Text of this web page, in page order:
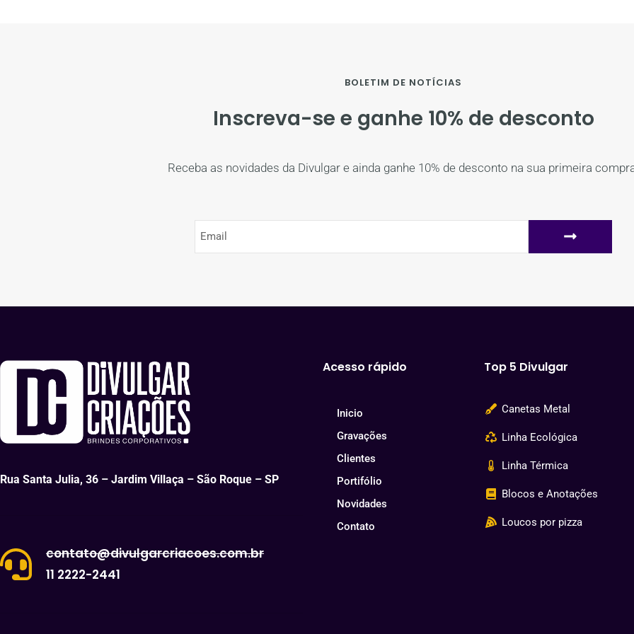
BOLETIM DE NOTÍCIAS
Inscreva-se e ganhe 10% de desconto
Receba as novidades da Divulgar e ainda ganhe 10% de desconto na sua primeira
Rua Santa Julia, 36 – Jardim Villaça – São Roque – SP
contato@divulgarcriacoes.com.br
11 2222-2441
Acesso rápido
Inicio
Gravações
Clientes
Portifólio
Novidades
Contato
Top 5 Divulgar
Canetas Metal
Linha Ecológica
Linha Térmica
Blocos e Anotações
Loucos por pizza